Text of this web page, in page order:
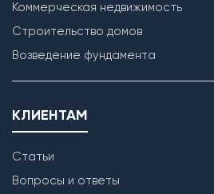
Коммерческая недвижимость
Строительство домов
Возведение фундамента
КЛИЕНТАМ
Статьи
Вопросы и ответы